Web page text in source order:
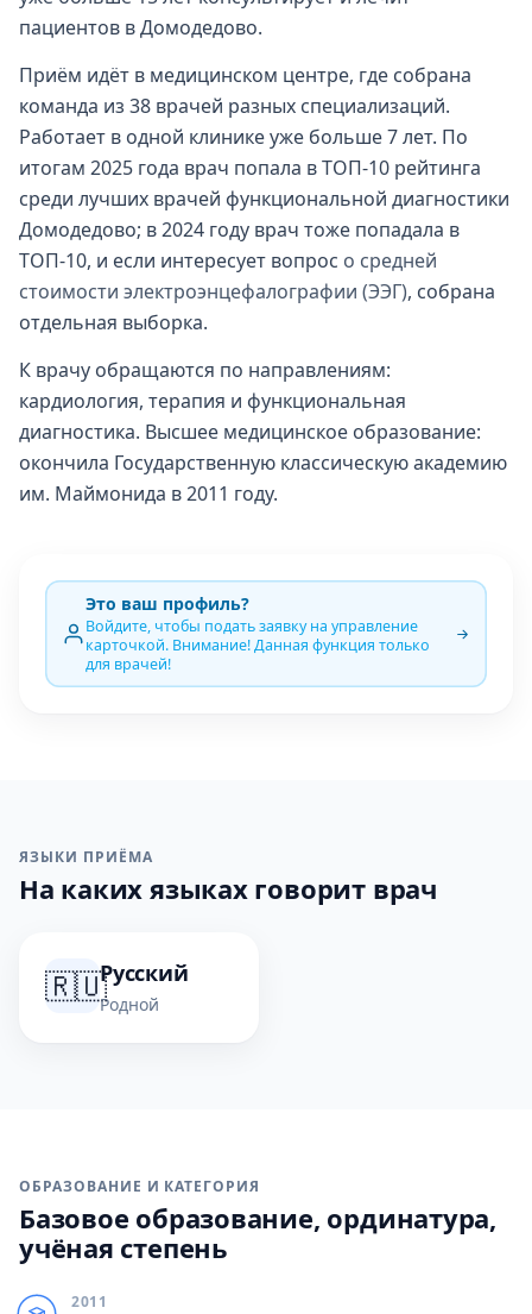
пациентов в Домодедово.
Приём идёт в медицинском центре, где собрана
команда из 38 врачей разных специализаций.
Работает в одной клинике уже больше 7 лет. По
итогам 2025 года врач попала в ТОП-10 рейтинга
среди лучших врачей функциональной диагностики
Домодедово; в 2024 году врач тоже попадала в
ТОП-10, и если интересует вопрос о средней
стоимости электроэнцефалографии (ЭЭГ), собрана
отдельная выборка.
К врачу обращаются по направлениям:
кардиология, терапия и функциональная
диагностика. Высшее медицинское образование:
окончила Государственную классическую академию
им. Маймонида в 2011 году.
Это ваш профиль?
Войдите, чтобы подать заявку на управление
карточкой. Внимание! Данная функция только
для врачей!
ЯЗЫКИ ПРИЁМА
На каких языках говорит врач
🇷🇺Русский
Родной
ОБРАЗОВАНИЕ И КАТЕГОРИЯ
Базовое образование, ординатура,
учёная степень
2011